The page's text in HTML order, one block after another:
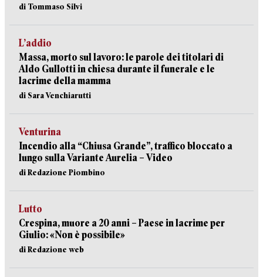
di Tommaso Silvi
L’addio
Massa, morto sul lavoro: le parole dei titolari di
Aldo Gullotti in chiesa durante il funerale e le
lacrime della mamma
di Sara Venchiarutti
Venturina
Incendio alla “Chiusa Grande”, traffico bloccato a
lungo sulla Variante Aurelia – Video
di Redazione Piombino
Lutto
Crespina, muore a 20 anni – Paese in lacrime per
Giulio: «Non è possibile»
di Redazione web